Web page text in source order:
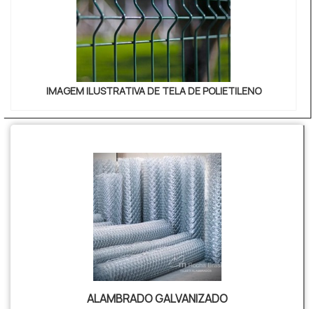
IMAGEM ILUSTRATIVA DE TELA DE POLIETILENO
ALAMBRADO GALVANIZADO